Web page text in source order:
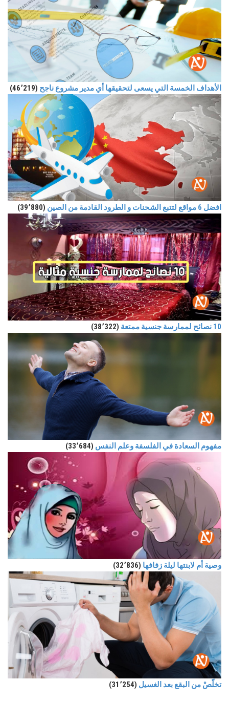
الأهداف الخمسة التي يسعى لتحقيقها أي مدير مشروع ناجح (46٬219)
افضل 6 مواقع لتتبع الشحنات و الطرود القادمة من الصين (39٬880)
10 نصائح لممارسة جنسية ممتعة (38٬322)
مفهوم السعادة في الفلسفة وعلم النفس (33٬684)
وصية أم لابنتها ليلة زفافها (32٬836)
تخلّصْ من البقع بعد الغسيل (31٬254)